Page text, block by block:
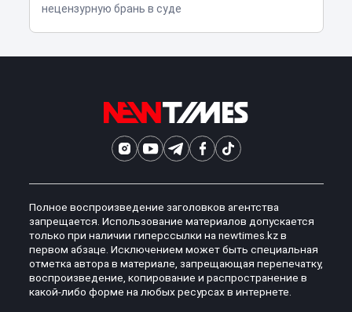
нецензурную брань в суде
Полное воспроизведение заголовков агентства
запрещается. Использование материалов допускается
только при наличии гиперссылки на newtimes.kz в
первом абзаце. Исключением может быть специальная
отметка автора в материале, запрещающая перепечатку,
воспроизведение, копирование и распространение в
какой-либо форме на любых ресурсах в интернете.